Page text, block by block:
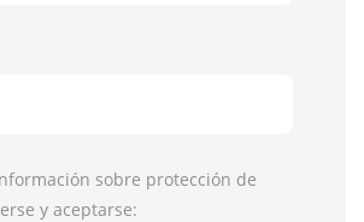
sobre protección de
y aceptarse: